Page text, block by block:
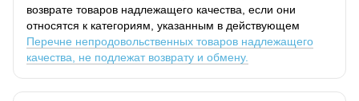
возврате товаров надлежащего качества, если они
относятся к категориям, указанным в действующем
Перечне непродовольственных товаров надлежащего
качества, не подлежат возврату и обмену.